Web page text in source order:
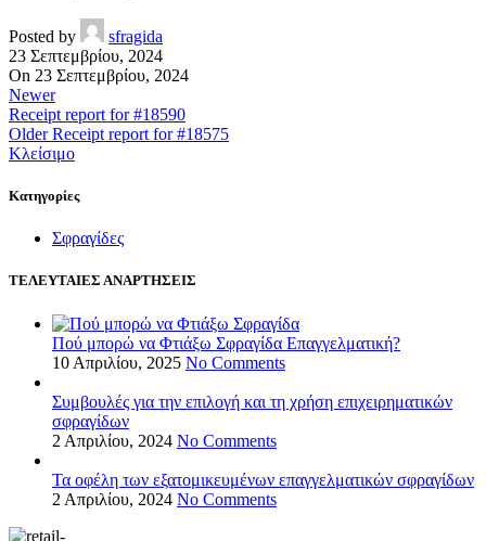
Posted by
sfragida
23 Σεπτεμβρίου, 2024
On 23 Σεπτεμβρίου, 2024
Newer
Receipt report for #18590
Older Receipt report for #18575
Κλείσιμο
Kατηγορίες
Σφραγίδες
ΤΕΛΕΥΤΑΙΕΣ ΑΝΑΡΤΗΣΕΙΣ
Πού μπορώ να Φτιάξω Σφραγίδα Επαγγελματική?
10 Απριλίου, 2025 No Comments
Συμβουλές για την επιλογή και τη χρήση επιχειρηματικών
σφραγίδων
2 Απριλίου, 2024 No Comments
Τα οφέλη των εξατομικευμένων επαγγελματικών σφραγίδων
2 Απριλίου, 2024 No Comments